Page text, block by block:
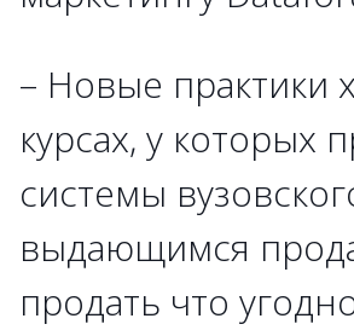
– Новые практики
курсах, у которых
системы
выдающимся
продать что